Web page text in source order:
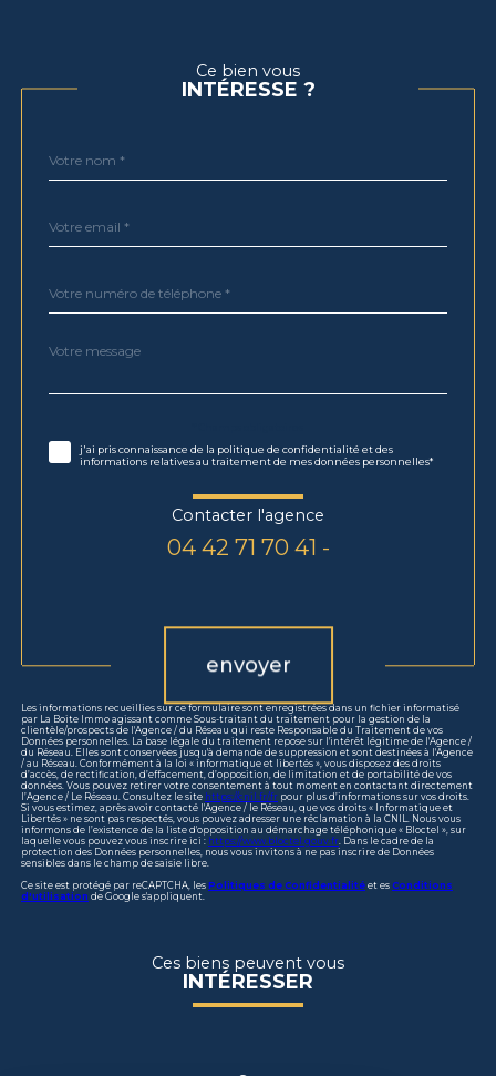
Ce bien vous
INTÉRESSE ?
par
*
*
*
Fieldset
Message
*
j'ai pris connaissance de la politique de confidentialité et des
informations relatives au traitement de mes données personnelles*
Contacter l'agence
04 42 71 70 41 -
envoyer
Les informations recueillies sur ce formulaire sont enregistrées dans un fichier informatisé
par La Boite Immo agissant comme Sous-traitant du traitement pour la gestion de la
clientèle/prospects de l'Agence / du Réseau qui reste Responsable du Traitement de vos
Données personnelles. La base légale du traitement repose sur l'intérêt légitime de l'Agence /
du Réseau. Elles sont conservées jusqu'à demande de suppression et sont destinées à l'Agence
/ au Réseau. Conformément à la loi « informatique et libertés », vous disposez des droits
d’accès, de rectification, d’effacement, d’opposition, de limitation et de portabilité de vos
données. Vous pouvez retirer votre consentement à tout moment en contactant directement
l’Agence / Le Réseau. Consultez le site https://cnil.fr/fr pour plus d’informations sur vos droits.
Si vous estimez, après avoir contacté l'Agence / le Réseau, que vos droits « Informatique et
Libertés » ne sont pas respectés, vous pouvez adresser une réclamation à la CNIL. Nous vous
informons de l’existence de la liste d'opposition au démarchage téléphonique « Bloctel », sur
laquelle vous pouvez vous inscrire ici : https://www.bloctel.gouv.fr. Dans le cadre de la
protection des Données personnelles, nous vous invitons à ne pas inscrire de Données
sensibles dans le champ de saisie libre.
Ce site est protégé par reCAPTCHA, les Politiques de Confidentialité et es Conditions
d'utilisation de Google s'appliquent.
Ces biens peuvent vous
INTÉRESSER